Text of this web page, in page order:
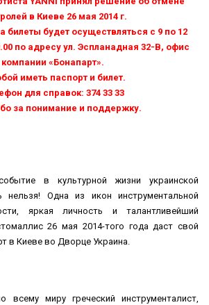
в Киеве 26 мая 2014 г.
билеты будет осуществляться с 9 по 12
по адресу ул. Эспланадная 32-В, офис
компании «Бонапарт».
иметь паспорт и билет.
для справок: 374 33 33
за понимание и поддержку.
в культурной жизни украинской
нельзя! Одна из икон инструментальной
яркая личность и талантливейший
26 мая 2014-того года даст свой
в Киеве во Дворце Украина.
миру греческий инструменталист,